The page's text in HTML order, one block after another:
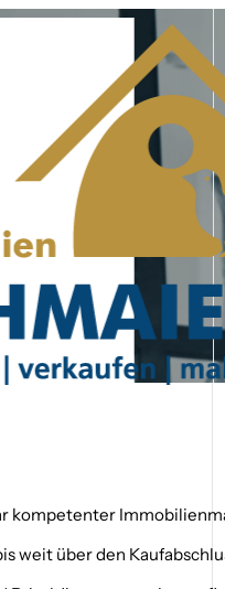
kompetenter
weit über den